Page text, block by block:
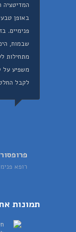
המדיטציה
באופן
פנימיים.
שבמוח,
מתחילות
משפיע על
לקבל
רופא
תמונות